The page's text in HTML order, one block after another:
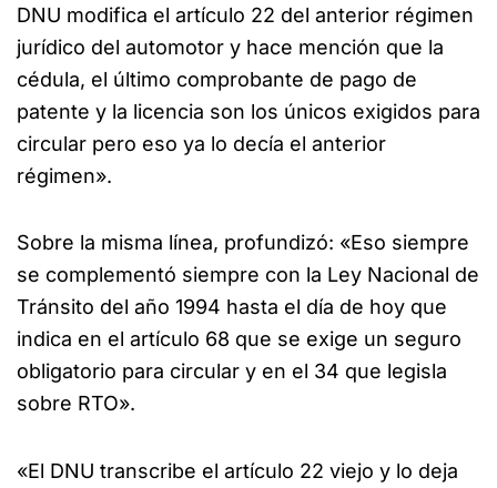
DNU modifica el artículo 22 del anterior régimen
jurídico del automotor y hace mención que la
cédula, el último comprobante de pago de
patente y la licencia son los únicos exigidos para
circular pero eso ya lo decía el anterior
régimen».
Sobre la misma línea, profundizó: «Eso siempre
se complementó siempre con la Ley Nacional de
Tránsito del año 1994 hasta el día de hoy que
indica en el artículo 68 que se exige un seguro
obligatorio para circular y en el 34 que legisla
sobre RTO».
«El DNU transcribe el artículo 22 viejo y lo deja